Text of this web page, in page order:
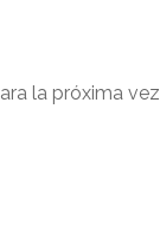
la próxima vez